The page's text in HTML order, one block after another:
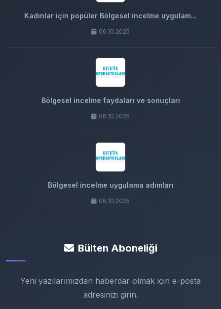
Kadınlar için popüler Bölgesel incelme uygulam...
06.10.2025
Bölgesel incelme faydaları ve sonuçları
06.10.2025
Bölgesel incelme uygulama adımları
06.10.2025
Bülten Aboneliği
Yeni yazılarımızdan haberdar olmak için e-posta
adresinizi girin.